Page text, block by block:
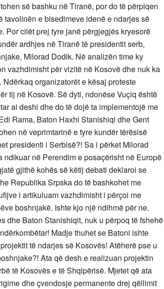
së bashku në Tiranë, por do të përpiqen
tavolinën e bisedimeve idenë e ndarjes së
Por cilët prej tyre janë përgjegjës kryesorë
ardhjes në Tiranë të presidentit serb,
Milorad Dodik. Në analizën time ky
vazhdimisht për vizitë në Kosovë dhe nuk ka
organizatorët e kësaj proteste
tij në Kosovë. Së dyti, ndonëse Vuçiq është
ai deshi dhe do të dojë ta implementojë me
Rama, Baton Haxhi Stanishiqi dhe Gent
në veprimtarinë e tyre kundër tërësisë
presidenti i Serbisë?! Sa i përket Milorad
në Perendim e posaçërisht në Europë
gjithë kohës së këtij debati deklaroi se
Republika Srpska do të bashkohet me
i artikuluam vazhdimisht i përçoi me
boshnjakë. Ishte kjo një ndihmë për ne.
dhe Baton Stanishiqit, nuk u përpoq të fshehë
Madje thuhet se Batoni ishte
të ndarjes së Kosovës! Atëherë pse u
Ata që desh e realizuan projektin
të Kosovës e të Shqipërisë. Mjetet që ata
dhe çvendosje permanente drej qëllimit